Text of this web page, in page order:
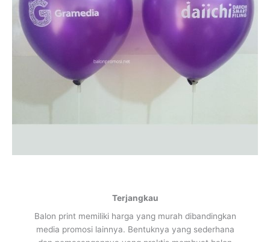
Terjangkau
Balon print memiliki harga yang murah dibandingkan
media promosi lainnya. Bentuknya yang sederhana